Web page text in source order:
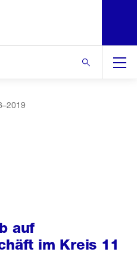
auf
im Kreis 11